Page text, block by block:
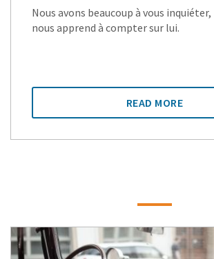
Nous avons beaucoup à vous inquiéter,
nous apprend à compter sur lui.
READ MORE